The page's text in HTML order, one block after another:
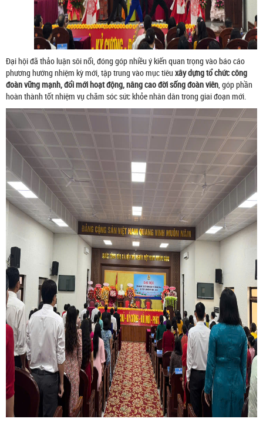
Đại hội đã thảo luận sôi nổi, đóng góp nhiều ý kiến quan trọng vào báo cáo
phương hướng nhiệm kỳ mới, tập trung vào mục tiêu xây dựng tổ chức công
đoàn vững mạnh, đổi mới hoạt động, nâng cao đời sống đoàn viên , góp phần
hoàn thành tốt nhiệm vụ chăm sóc sức khỏe nhân dân trong giai đoạn mới.